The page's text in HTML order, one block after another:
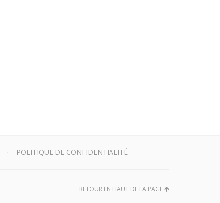
POLITIQUE DE CONFIDENTIALITÉ
RETOUR EN HAUT DE LA PAGE